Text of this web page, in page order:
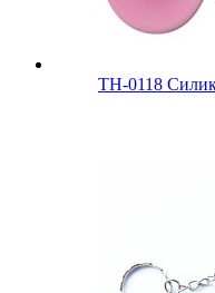
ТН-0118